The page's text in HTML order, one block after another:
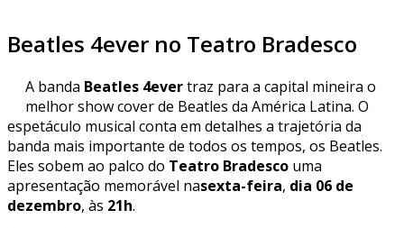
Beatles 4ever no Teatro Bradesco
A banda Beatles 4evertraz para a capital mineira o
melhor show cover de Beatles da América Latina. O
espetáculo musical conta em detalhes a trajetória da
banda mais importante de todos os tempos, os Beatles.
Eles sobem ao palco do Teatro Bradesco uma
apresentação memorável nasexta-feira, dia 06 de
dezembro, às 21h.